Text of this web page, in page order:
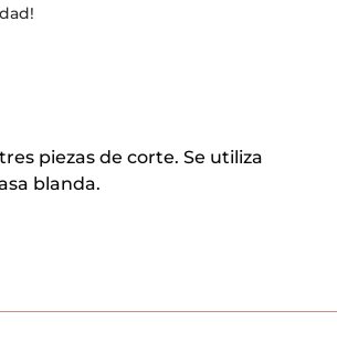
piezas de corte. Se utiliza
blanda.